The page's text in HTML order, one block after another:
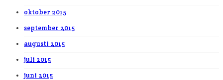
oktober 2015
september 2015
augusti 2015
juli 2015
juni 2015